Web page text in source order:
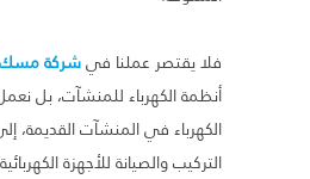
فلا يقتصر عملنا فيشركة مسك
أنظمة الكهرباء للمنشآت، بل
الكهرباء في المنشآت القديمة،
التركيب والصيانة للأجهزة